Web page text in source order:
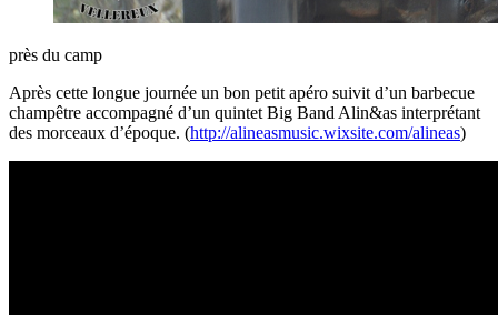
près du camp
Après cette longue journée un bon petit apéro suivit d’un barbecue
champêtre accompagné d’un quintet Big Band Alin&as interprétant
des morceaux d’époque. (http://alineasmusic.wixsite.com/alineas)